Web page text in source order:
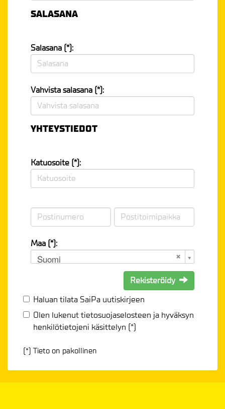
SALASANA
Salasana (*):
Vahvista salasana (*):
YHTEYSTIEDOT
Katuosoite (*):
Maa (*):
Suomi
Rekisteröidy
Haluan tilata SaiPa uutiskirjeen
Olen lukenuttietosuojaselosteen ja hyväksyn
henkilötietojeni käsittelyn (*)
(*) Tieto on pakollinen